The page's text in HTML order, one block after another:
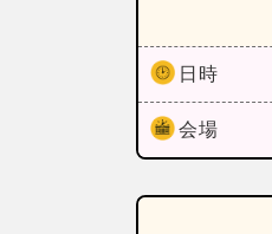
日時
会場